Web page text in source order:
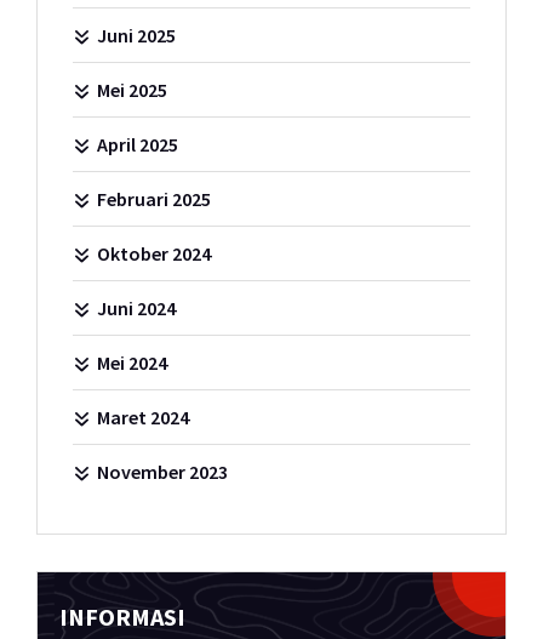
Juni 2025
Mei 2025
April 2025
Februari 2025
Oktober 2024
Juni 2024
Mei 2024
Maret 2024
November 2023
INFORMASI